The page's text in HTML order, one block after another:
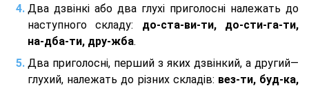
Два дзвінкі або два глухі приголосні належать до
наступного складу: до-ста-ви-ти, до-сти-га-ти,
на-дба-ти, дру-жба.
Два приголосні, перший з яких дзвінкий, а другий—
глухий, належать до різних складів: вез-ти, буд-ка,